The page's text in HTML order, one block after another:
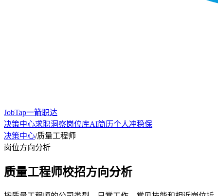
JobTap一箭职达
决策中心求职洞察岗位库AI简历个人冲稳保
决策中心/质量工程师
岗位方向分析
质量工程师校招方向分析